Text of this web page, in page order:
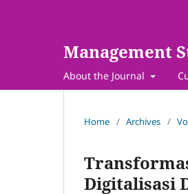
Management
About the Journal
Home / Archives /
Digitalisasi